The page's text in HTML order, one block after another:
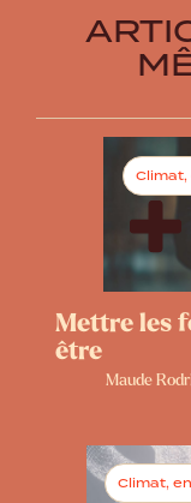
Mettre les
être
Maude
Climat,